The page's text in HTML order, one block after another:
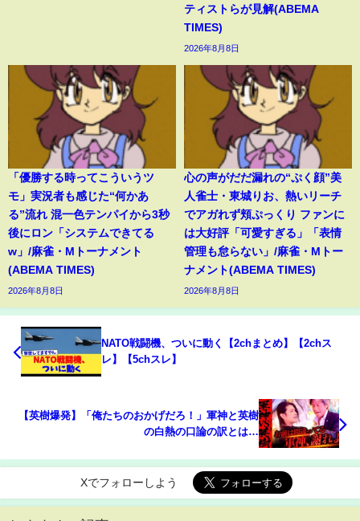
ティストらが見解(ABEMA
TIMES)
2026年8月8日
「優勝する時ってこういうツ
モ」実況者も感じた“何かあ
る”流れ 混一色テンパイから3秒
後にロン「システムできてる
w」/麻雀・Mトーナメント
(ABEMA TIMES)
2026年8月8日
心の声がだだ漏れの“ぷく顔”美
人雀士・東城りお、熱いリーチ
でアガれず頬ぷっくり ファンに
は大好評「可愛すぎる」「表情
管理も怠らない」/麻雀・Mトー
ナメント(ABEMA TIMES)
2026年8月8日
NATO戦闘機、ついに動く【2chまとめ】【2chス
レ】【5chスレ】
【英樹爆発】「俺たちのおかげだろ！」軍神と英樹
の白熱の口論の訳とは…
Xでフォローしよう